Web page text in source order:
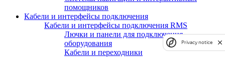
помощников
Кабели и интерфейсы подключения
Кабели и интерфейсы подключения RMS
Лючки и панели для подключения
оборудования
Кабели и переходники
Privacy notice